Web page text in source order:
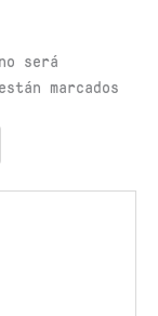
será
marcados